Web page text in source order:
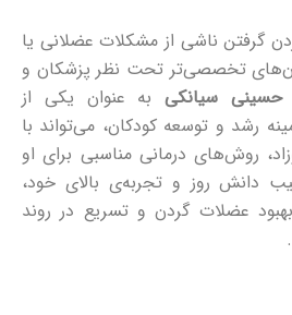
گرفتن ناشی از مشکلات عضلانی یا
تخصصی‌تر تحت نظر پزشکان و
حسینی سیانکی به عنوان یکی از
رشد و توسعه کودکان، می‌تواند با
روش‌های درمانی مناسبی برای او
دانش روز و تجربه‌ی بالای خود،
عضلات گردن و تسریع در روند